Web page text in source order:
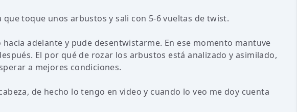
toque unos arbustos y sali con 5-6 vueltas de twist.
adelante y pude desentwistarme. En ese momento mantuve
El por qué de rozar los arbustos está analizado y asimilado,
a mejores condiciones.
de hecho lo tengo en video y cuando lo veo me doy cuenta